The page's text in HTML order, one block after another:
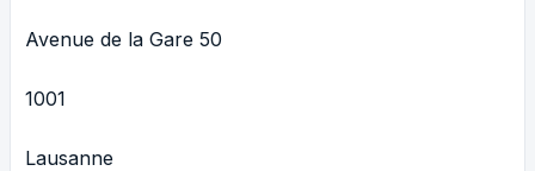
Avenue de la Gare 50
1001
Lausanne